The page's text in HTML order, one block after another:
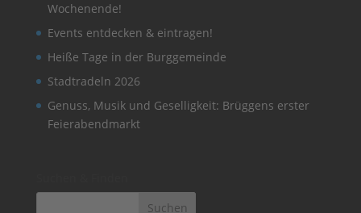
Wochenende!
Events entdecken & eintragen!
Heiße Tage in der Burggemeinde
Stadtradeln 2026
Genuss, Musik und Geselligkeit: Brüggens erster
Feierabendmarkt